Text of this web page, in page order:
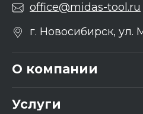
office@midas-tool.ru
г. Новосибирск, ул.
О компании
Услуги